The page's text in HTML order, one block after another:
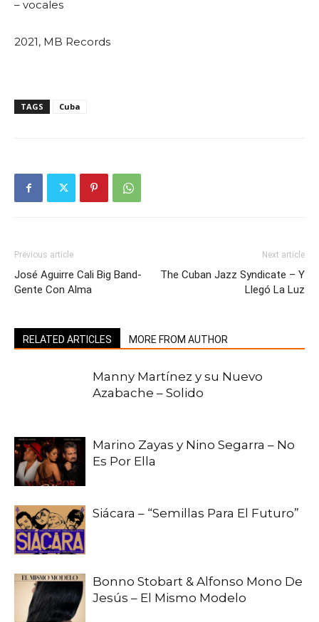
– vocales
2021, MB Records
TAGS Cuba
Previous article
José Aguirre Cali Big Band-
Gente Con Alma
Next article
The Cuban Jazz Syndicate – Y
Llegó La Luz
RELATED ARTICLES MORE FROM AUTHOR
Manny Martínez y su Nuevo
Azabache – Solido
Marino Zayas y Nino Segarra – No
Es Por Ella
Siácara – “Semillas Para El Futuro”
Bonno Stobart & Alfonso Mono De
Jesús – El Mismo Modelo